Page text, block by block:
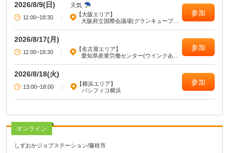
2026/8/9(日)
天気
11:00~18:30
|
【大阪エリア】
大阪府立国際会議場(グランキューブ大
参加
2026/8/17(月)
11:00~18:30 |
【名古屋エリア】
愛知県産業労働センター(ウインクあい
参加
2026/8/18(火)
13:00~18:00 |
【横浜エリア】
パシフィコ横浜
参加
オンライン
しずおかジョブステーション/藤枝市